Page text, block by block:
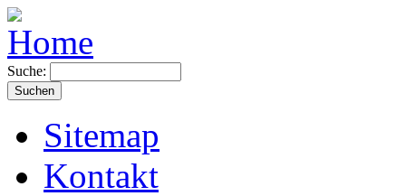
Suche:
Sitemap
Kontakt